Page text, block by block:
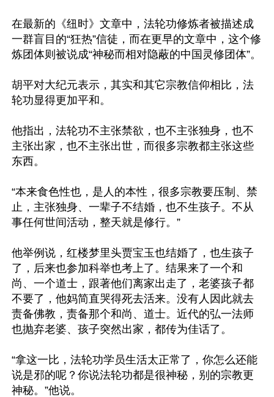
在最新的《纽时》文章中，法轮功修炼者被描述成
一群盲目的“狂热”信徒，而在更早的文章中，这个修
炼团体则被说成“神秘而相对隐蔽的中国灵修团体”。
胡平对大纪元表示，其实和其它宗教信仰相比，法
轮功显得更加平和。
他指出，法轮功不主张禁欲，也不主张独身，也不
主张出家，也不主张出世，而很多宗教都主张这些
东西。
“本来食色性也，是人的本性，很多宗教要压制、禁
止，主张独身、一辈子不结婚，也不生孩子。不从
事任何世间活动，整天就是修行。”
他举例说，红楼梦里头贾宝玉也结婚了，也生孩子
了，后来也参加科举也考上了。结果来了一个和
尚、一个道士，跟著他们离家出走了，老婆孩子都
不要了，他妈简直哭得死去活来。没有人因此就去
责备佛教，责备那个和尚、道士。近代的弘一法师
也抛弃老婆、孩子突然出家，都传为佳话了。
“拿这一比，法轮功学员生活太正常了，你怎么还能
说是邪的呢？你说法轮功都是很神秘，别的宗教更
神秘。”他说。